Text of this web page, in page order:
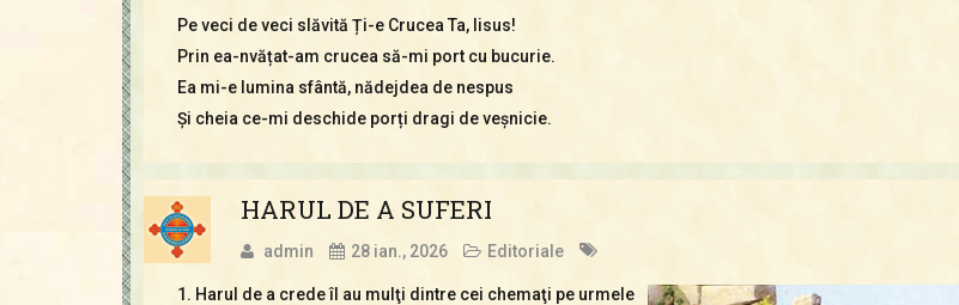
Pe veci de veci slăvită Ți-e Crucea Ta, Iisus!
Prin ea-nvățat-am crucea să-mi port cu bucurie.
Ea mi-e lumina sfântă, nădejdea de nespus
Și cheia ce-mi deschide porți dragi de veșnicie.
HARUL DE A SUFERI
admin 28 ian., 2026 Editoriale
1. Harul de a crede îl au mulţi dintre cei chemaţi pe urmele